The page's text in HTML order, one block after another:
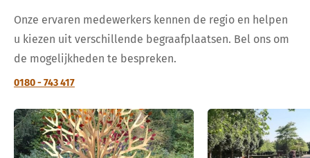
Onze ervaren medewerkers kennen de regio en helpen
u kiezen uit verschillende begraafplaatsen. Bel ons om
de mogelijkheden te bespreken.
0180 - 743 417